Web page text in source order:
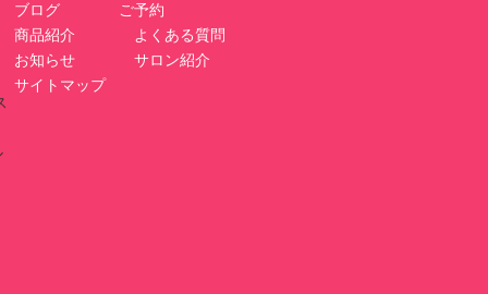
ブログ
ご予約
商品紹介
よくある質問
お知らせ
サロン紹介
サイトマップ